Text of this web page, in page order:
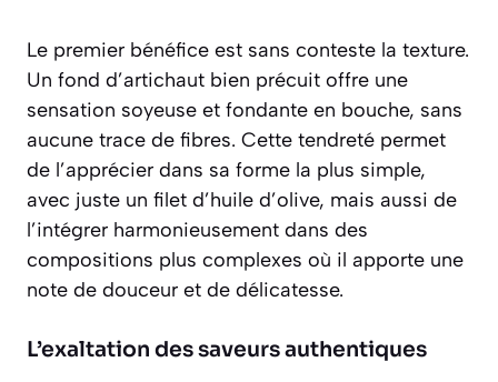
Le premier bénéfice est sans conteste la texture.
Un fond d’artichaut bien précuit offre une
sensation soyeuse et fondante en bouche, sans
aucune trace de fibres. Cette tendreté permet
de l’apprécier dans sa forme la plus simple,
avec juste un filet d’huile d’olive, mais aussi de
l’intégrer harmonieusement dans des
compositions plus complexes où il apporte une
note de douceur et de délicatesse.
L’exaltation des saveurs authentiques